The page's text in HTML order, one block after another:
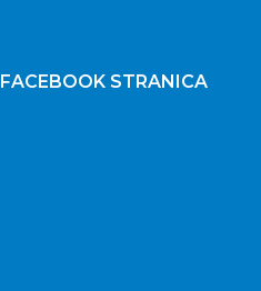
FACEBOOK STRANICA